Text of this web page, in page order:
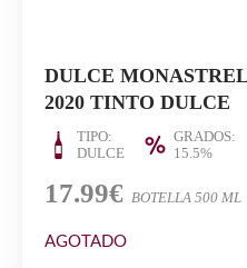
DULCE
2020 TINTO DULCE
TIPO:
DULCE
GRADOS:
15.5%
17.99€ BOTELLA 500 ML
AGOTADO